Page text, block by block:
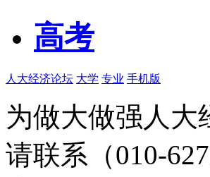
高考
人大经济论坛 大学 专业 手机版
为做大做强人大
请联系（010-